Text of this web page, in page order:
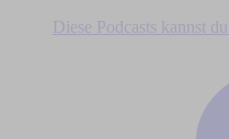
Diese Podcasts kannst